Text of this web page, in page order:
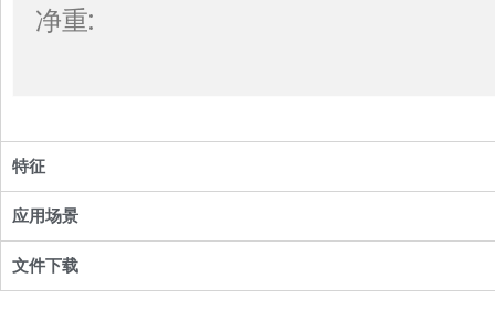
净重:
特征
应用场景
文件下载